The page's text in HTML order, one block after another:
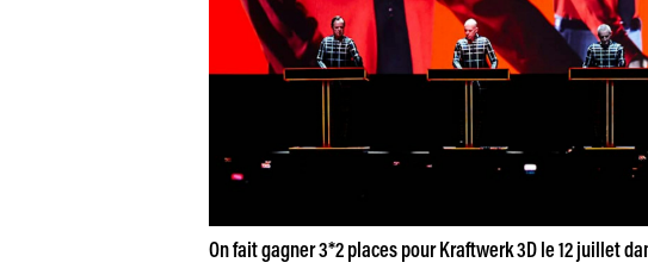
On fait gagner 3*2 places pour Kraftwerk 3D le 12 juillet